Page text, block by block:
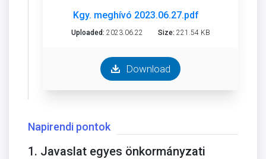
Kgy. meghívó 2023.06.27.pdf
Uploaded: 2023.06.22 Size: 221.54 KB
Download
Napirendi pontok
1. Javaslat egyes önkormányzati